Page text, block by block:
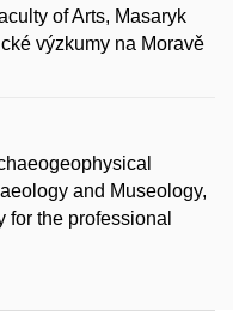
of Arts, Masaryk
výzkumy na Moravě
and Museology,
for the professional